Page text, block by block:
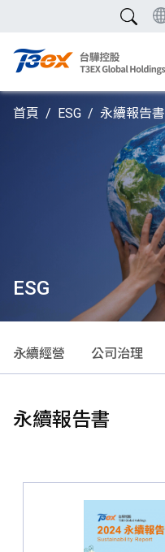
首頁 ESG 永續報告書
ESG
永續經營 公司治理
永續報告書